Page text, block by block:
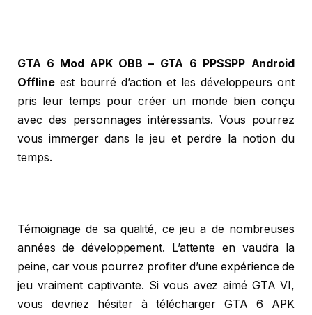
GTA 6 Mod APK OBB – GTA 6 PPSSPP Android
Offline est bourré d’action et les développeurs ont
pris leur temps pour créer un monde bien conçu
avec des personnages intéressants. Vous pourrez
vous immerger dans le jeu et perdre la notion du
temps.
Témoignage de sa qualité, ce jeu a de nombreuses
années de développement. L’attente en vaudra la
peine, car vous pourrez profiter d’une expérience de
jeu vraiment captivante. Si vous avez aimé GTA VI,
vous devriez hésiter à télécharger GTA 6 APK